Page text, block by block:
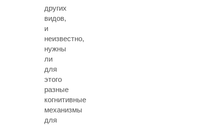
других
видов,
и
неизвестно,
нужны
ли
для
этого
разные
когнитивные
механизмы
для